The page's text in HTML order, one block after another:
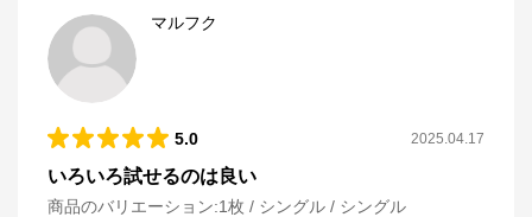
マルフク
5.0 2025.04.17
いろいろ試せるのは良い
商品のバリエーション:1枚 / シングル / シングル